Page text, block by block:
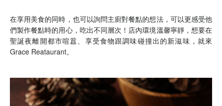
在享用美食的同時，也可以詢問主廚對餐點的想法，可以更感受他
們製作餐點時的用心，吃出不同層次！店內環境溫馨寧靜，想要在
聖誕夜離開都市喧囂、享受食物跟調味碰撞出的新滋味，就來
Grace Reataurant。